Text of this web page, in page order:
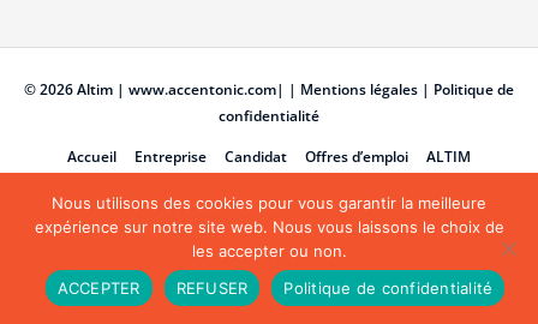
© 2026Altim | www.accentonic.com| | Mentions légales | Politique de
confidentialité
Accueil
Entreprise Candidat Offres d’emploi
ALTIM
Nous utilisons des cookies pour vous garantir la meilleure
expérience sur notre site web. Nous vous laissons le choix de
les accepter ou non.
ACCEPTER
REFUSER Politique de confidentialité